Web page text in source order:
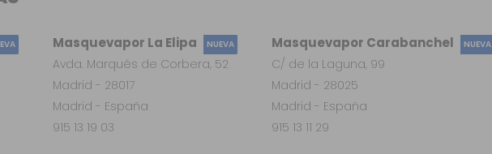
Masquevapor Carabanchel NUEVA
C/ de la Laguna, 99
Madrid - 28025
Madrid - España
915 13 11 29
Masquevapor La Elipa NUEVA
Avda. Marqués de Corbera, 52
Madrid - 28017
Madrid - España
915 13 19 03